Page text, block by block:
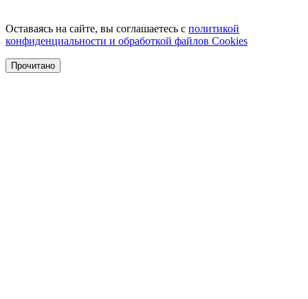
Оставаясь на сайте, вы соглашаетесь с политикой
конфиденциальности и обработкой файлов Cookies
Прочитано